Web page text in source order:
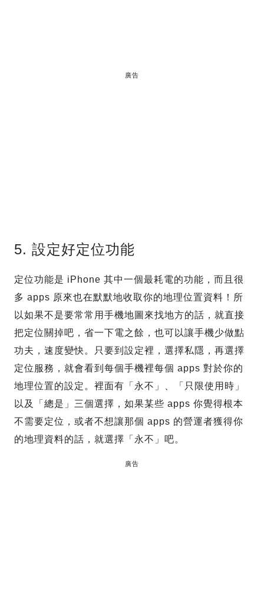
廣告
5. 設定好定位功能
定位功能是 iPhone 其中一個最耗電的功能，而且很
多 apps 原來也在默默地收取你的地理位置資料！所
以如果不是要常常用手機地圖來找地方的話，就直接
把定位關掉吧，省一下電之餘，也可以讓手機少做點
功夫，速度變快。只要到設定裡，選擇私隱，再選擇
定位服務，就會看到每個手機裡每個 apps 對於你的
地理位置的設定。裡面有「永不」、「只限使用時」
以及「總是」三個選擇，如果某些 apps 你覺得根本
不需要定位，或者不想讓那個 apps 的營運者獲得你
的地理資料的話，就選擇「永不」吧。
廣告